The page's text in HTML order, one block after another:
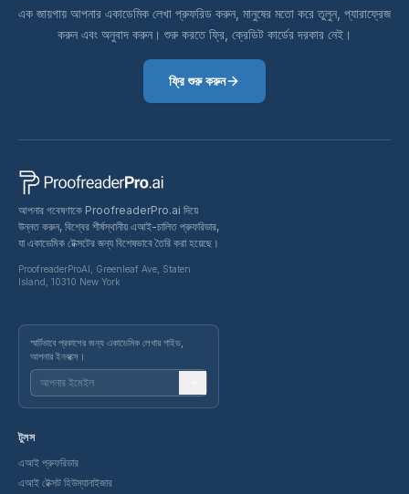
এক জায়গায় আপনার একাডেমিক লেখা প্রুফরিড করুন, মানুষের মতো করে তুলুন, প্যারাফ্রেজ
করুন এবং অনুবাদ করুন। শুরু করতে ফ্রি, ক্রেডিট কার্ডের দরকার নেই।
ফ্রি শুরু করুন
আপনার গবেষণাকে ProofreaderPro.ai দিয়ে
উন্নত করুন, বিশ্বের শীর্ষস্থানীয় এআই-চালিত প্রুফরিডার,
যা একাডেমিক টেক্সটের জন্য বিশেষভাবে তৈরি করা হয়েছে।
ProofreaderProAI, Greenleaf Ave, Staten
Island, 10310 New York
স্মার্টভাবে প্রকাশের জন্য একাডেমিক লেখার গাইড,
আপনার ইনবক্সে।
টুলস
এআই প্রুফরিডার
এআই টেক্সট হিউম্যানাইজার